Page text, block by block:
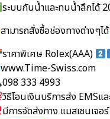
ระบบกันน้ำและทนน้ำลึกได้
สามารถสั่งซื้อช่องทางต่างๆได้
ราคาพิเศษ Rolex(AAA)
www.Time-Swiss.com
098 333 4993
วิธีโอนเงินบริการส่ง EMSแ
มีการจัดส่งทาง แมสเซนเจอ